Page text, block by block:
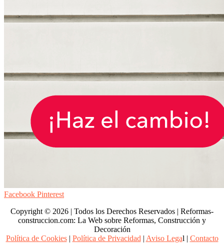
Facebook Pinterest
Copyright © 2026 | Todos los Derechos Reservados | Reformas-
construccion.com: La Web sobre Reformas, Construcción y
Decoración
Política de Cookies| Política de Privacidad | Aviso Legal | Contacto